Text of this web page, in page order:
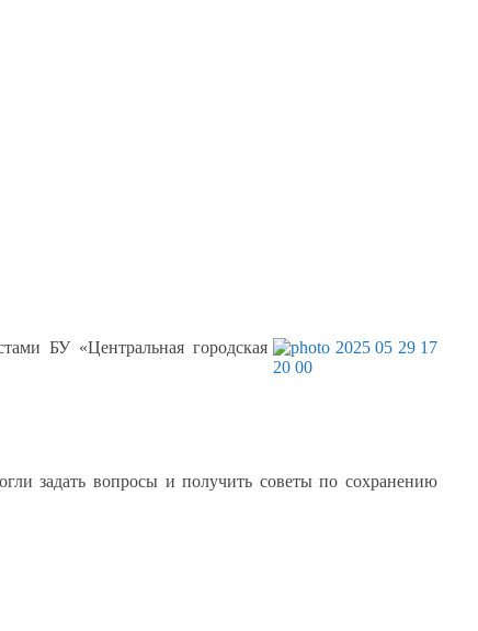
БУ «Центральная городская
задать вопросы и получить советы по сохранению